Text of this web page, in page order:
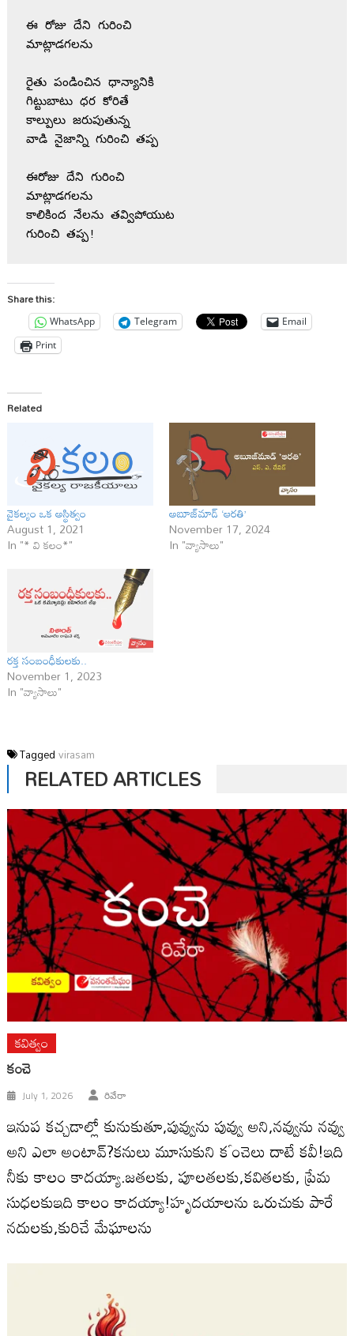
ఈ రోజు దేని గురించి
మాట్లాడగలను
రైతు పండించిన ధాన్యానికి
గిట్టుబాటు ధర కోరితే
కాల్పులు జరుపుతున్న
వాడి నైజాన్ని గురించి తప్ప
ఈరోజు దేని గురించి
మాట్లాడగలను
కాలికింద నేలను తవ్విపోయుట
Share this:
WhatsApp Telegram
Email
Print
Related
వైకల్యం ఒక అస్థిత్వం
August 1, 2021
In "* వి క‌లం*"
అబూజ్‌మాడ్‌ ‘ఆరతి’
November 17, 2024
In "వ్యాసాలు"
రక్త సంబంధీకులకు..
November 1, 2023
In "వ్యాసాలు"
Taggedvirasam
RELATED ARTICLES
కవిత్వం
కంచె
July 1, 2026 రివేరా
ఇనుప కచ్చడాల్లో కునుకుతూ,పువ్వును పువ్వు అని,నవ్వును నవ్వు
అని ఎలా అంటావ్?కనులు మూసుకుని కౕంచెలు దాటే కవీ!ఇది
నీకు కాలం కాదయ్యా.జతలకు, పూలతలకు,కవితలకు, ప్రేమ
సుధలకుఇది కాలం కాదయ్యా!హృదయాలను ఒరుచుకు పారే
నదులకు,కురిచే మేఘాలను